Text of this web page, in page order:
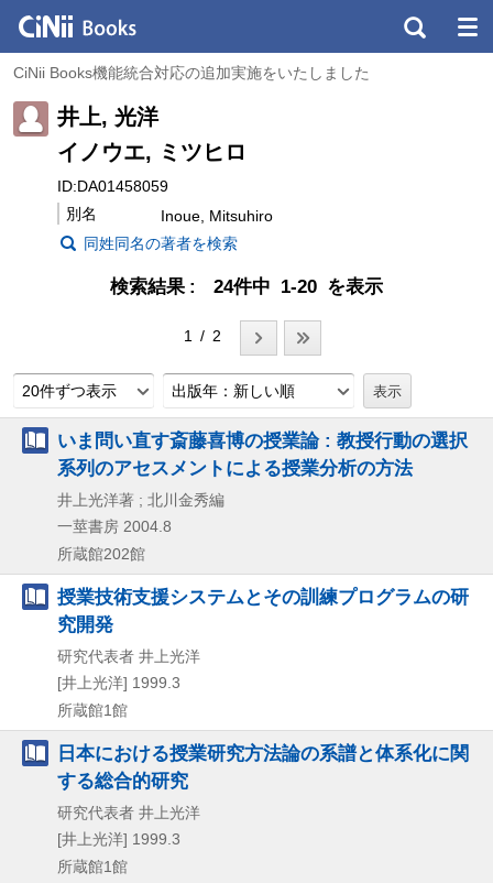
CiNii Books機能統合対応の追加実施をいたしました
井上, 光洋
イノウエ, ミツヒロ
ID:DA01458059
別名
Inoue, Mitsuhiro
同姓同名の著者を検索
検索結果 24件中 1-20 を表示
1 / 2
20件ずつ表示 出版年：新しい順
いま問い直す斎藤喜博の授業論 : 教授行動の選択
系列のアセスメントによる授業分析の方法
井上光洋著 ; 北川金秀編
一莖書房 2004.8
所蔵館202館
授業技術支援システムとその訓練プログラムの研
究開発
研究代表者 井上光洋
[井上光洋] 1999.3
所蔵館1館
日本における授業研究方法論の系譜と体系化に関
する総合的研究
研究代表者 井上光洋
[井上光洋] 1999.3
所蔵館1館